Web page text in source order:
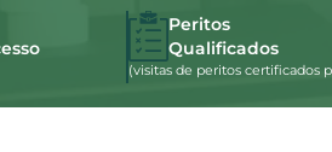
Peritos
Qualificados
(visitas de peritos certificados